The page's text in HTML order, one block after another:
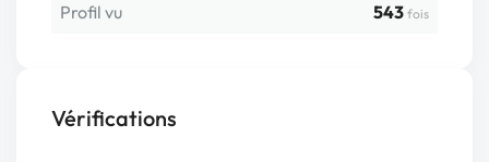
Profil vu
543 fois
Vérifications